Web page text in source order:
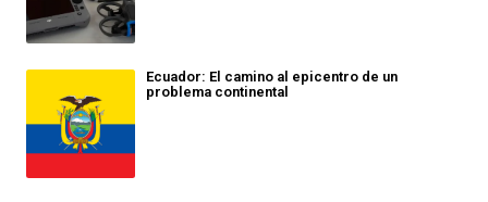
Ecuador: El camino al epicentro de un
problema continental